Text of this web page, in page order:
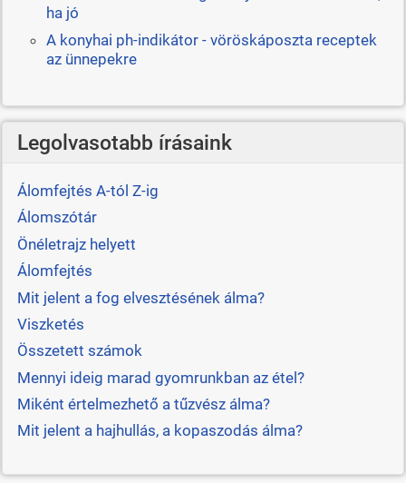
ha jó
A konyhai ph-indikátor - vöröskáposzta receptek
az ünnepekre
Legolvasotabb írásaink
Álomfejtés A-tól Z-ig
Álomszótár
Önéletrajz helyett
Álomfejtés
Mit jelent a fog elvesztésének álma?
Viszketés
Összetett számok
Mennyi ideig marad gyomrunkban az étel?
Miként értelmezhető a tűzvész álma?
Mit jelent a hajhullás, a kopaszodás álma?